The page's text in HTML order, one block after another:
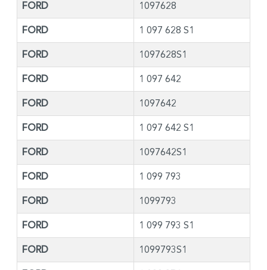
FORD 1097628
FORD 1 097 628 S1
FORD 1097628S1
FORD 1 097 642
FORD 1097642
FORD 1 097 642 S1
FORD 1097642S1
FORD 1 099 793
FORD 1099793
FORD 1 099 793 S1
FORD 1099793S1